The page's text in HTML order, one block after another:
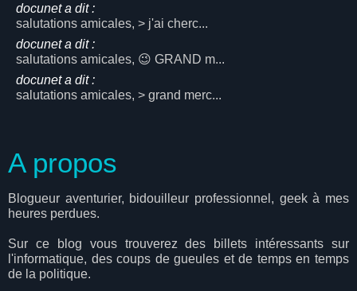
docunet a dit :
salutations amicales, > j'ai cherc...
docunet a dit :
salutations amicales, 😉 GRAND m...
docunet a dit :
salutations amicales, > grand merc...
A propos
Blogueur aventurier, bidouilleur professionnel, geek à mes
heures perdues.
Sur ce blog vous trouverez des billets intéressants sur
l'informatique, des coups de gueules et de temps en temps
de la politique.